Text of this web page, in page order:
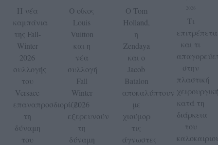
Η νέα
καμπάνια
της Fall-
Winter
2026
συλλογής
του
Versace
επαναπροσδιορίζει
τη
δύναμη
του
Ο οίκος
Louis
Vuitton
και η
νέα
συλλογή
Fall
Winter
2026
εξερευνούν
τη
δύναμη
Ο Tom
Holland,
η
Zendaya
και ο
Jacob
Batalon
αποκαλύπτουν
με
χιούμορ
τις
άγνωστες
Tι
και τι
στην
πλαστική
κατά τη
διάρκεια
του